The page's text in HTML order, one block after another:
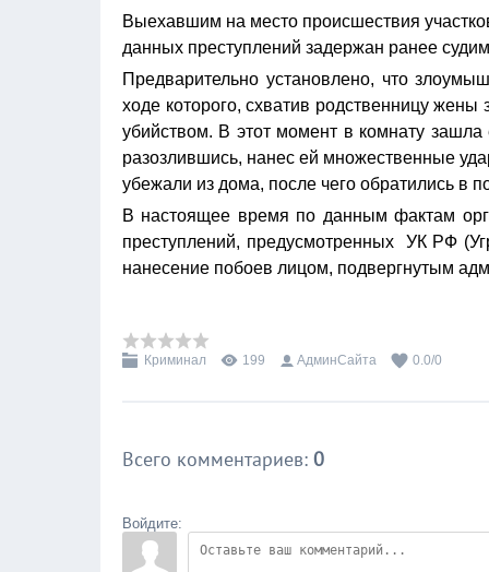
Выехавшим на место происшествия
данных преступлений задержан ранее
Предварительно установлено, что
ходе которого, схватив родственницу
убийством. В этот момент в комнату
разозлившись, нанес ей множественные
убежали из дома, после чего обратились в
В настоящее время по данным фактам
преступлений, предусмотренных УК РФ
нанесение побоев лицом, подвергнутым
Криминал 199 АдминСайта 0.0/0
Всего комментариев: 0
Войдите: